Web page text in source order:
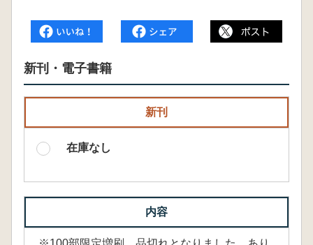
新刊・電子書籍
新刊
在庫なし
内容